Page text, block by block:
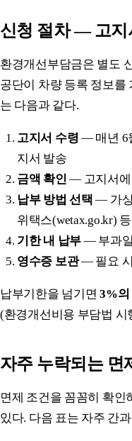
신청 절차 — 고지
환경개선부담금은 별도
공단이 차량 등록 정보를
는 다음과 같다.
고지서 수령 — 매년 6
지서 발송
금액 확인 — 고지서에
납부 방법 선택 — 가상
위택스(wetax.go.kr) 등
기한 내 납부— 부과일
영수증 보관— 필요 시
납부기한을 넘기면3%의
(환경개선비용 부담법 시
자주 누락되는 면
면제 조건을 꼼꼼히 확인
있다. 다음 표는 자주 간